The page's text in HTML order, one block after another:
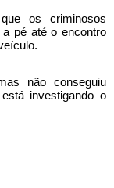
os criminosos
pé até o encontro
não conseguiu
investigando o